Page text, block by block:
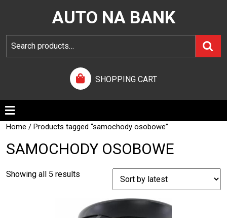
AUTO NA BANK
SHOPPING CART
Home / Products tagged “samochody osobowe”
SAMOCHODY OSOBOWE
Showing all 5 results